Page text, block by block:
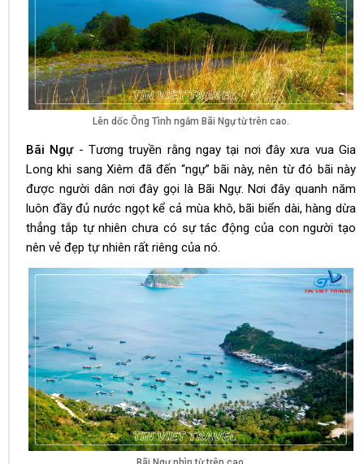
Lên dốc Ông Tình ngắm Bãi Ngự từ trên cao.
Bãi Ngự- Tương truyền rằng ngay tại nơi đây xưa vua Gia
Long khi sang Xiêm đã đến “ngự” bãi này, nên từ đó bãi này
được người dân nơi đây gọi là Bãi Ngự. Nơi đây quanh năm
luôn đầy đủ nước ngọt kể cả mùa khô, bãi biển dài, hàng dừa
thẳng tắp tự nhiên chưa có sự tác động của con người tạo
nên vẻ đẹp tự nhiên rất riêng của nó.